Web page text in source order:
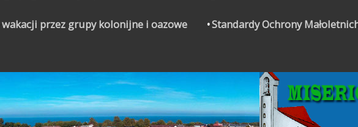
przez grupy kolonijne i oazowe Standardy Ochrony